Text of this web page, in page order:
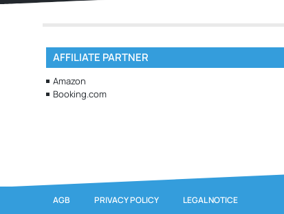
AFFILIATE PARTNER
Amazon
Booking.com
AGB PRIVACY POLICY LEGAL NOTICE